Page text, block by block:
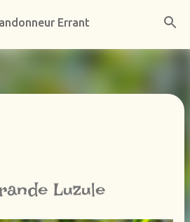
au contenu principal
Errant
Luzule